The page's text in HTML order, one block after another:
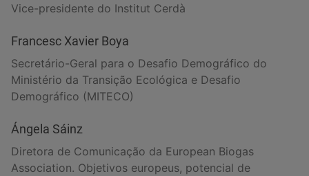
Vice-presidente do Institut Cerdà
Francesc Xavier Boya
Secretário-Geral para o Desafio Demográfico do
Ministério da Transição Ecológica e Desafio
Demográfico (MITECO)
Ángela Sáinz
Diretora de Comunicação da European Biogas
Association. Objetivos europeus, potencial de